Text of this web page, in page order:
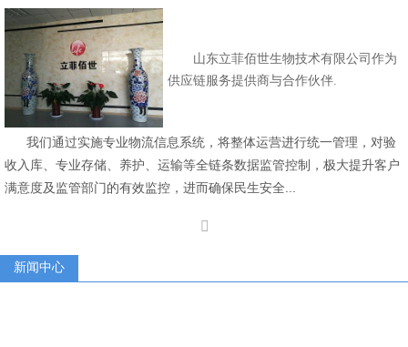
山东立菲佰世生物技术有限公司作为
供应链服务提供商与合作伙伴.
我们通过实施专业物流信息系统，将整体运营进行统一管理，对验
收入库、专业存储、养护、运输等全链条数据监管控制，极大提升客户
满意度及监管部门的有效监控，进而确保民生安全...

新闻中心

联系我们

新闻中心

关于我们